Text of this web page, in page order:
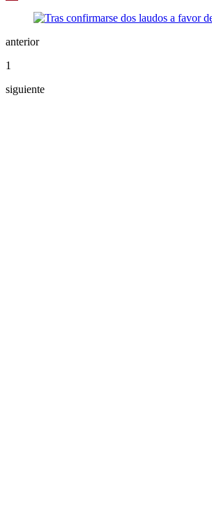
anterior
1
siguiente